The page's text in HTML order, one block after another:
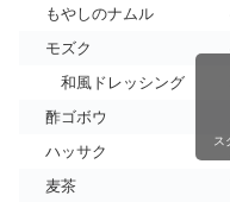
もやしのナムル
モズク
和風ドレッシング
酢ゴボウ
ハッサク
麦茶
ス